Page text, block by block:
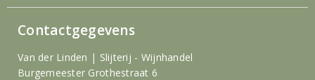
Contactgegevens
Van der Linden | Slijterij - Wijnhandel
Burgemeester Grothestraat 6